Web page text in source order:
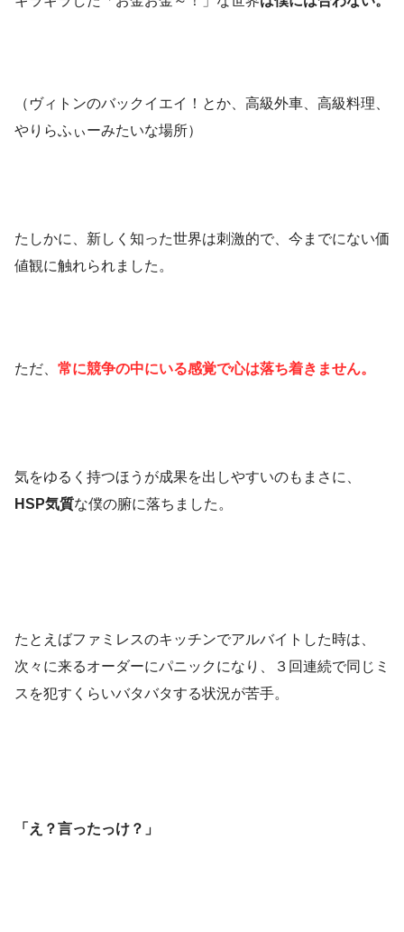
（ヴィトンのバックイエイ！とか、高級外車、高級料理、
やりらふぃーみたいな場所）
たしかに、 新しく知った世界は刺激的で、 今までにない価
値観に触れられました。
ただ、 常に競争の中にいる感覚で心は落ち着きません。
気をゆるく持つほうが成果を出しやすいのもまさに、
HSP気質な僕の腑に落ちました。
たとえばファミレスのキッチンでアルバイトした時は、
次々に来るオーダーにパニックになり、３回連続で同じミ
スを犯すくらいバタバタする状況が苦手。
「え？言ったっけ？」